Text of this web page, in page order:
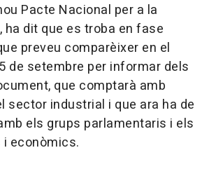
Pacte Nacional per a la
ha dit que es troba en fase
preveu comparèixer en el
de setembre per informar dels
que comptarà amb
sector industrial i que ara ha de
els grups parlamentaris i els
econòmics.